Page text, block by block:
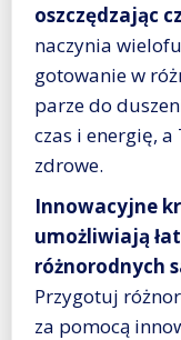
oszczędzając
naczynia
gotowanie w
parze do
czas i energię,
zdrowe.
Innowacyjne
umożliwiają
różnorodnych
Przygotuj
za pomocą